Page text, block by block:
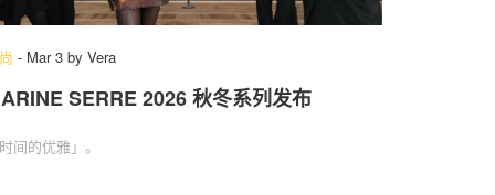
- Mar 3 by Vera
SERRE 2026 秋冬系列发布
时间的优雅」‌。